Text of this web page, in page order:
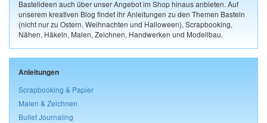
Bastelideen auch über unser Angebot im Shop hinaus anbieten. Auf
unserem kreativen Blog findet ihr Anleitungen zu den Themen Basteln
(nicht nur zu Ostern, Weihnachten und Halloween), Scrapbooking,
Nähen, Häkeln, Malen, Zeichnen, Handwerken und Modellbau.
Anleitungen
Scrapbooking & Papier
Malen & Zeichnen
Bullet Journaling